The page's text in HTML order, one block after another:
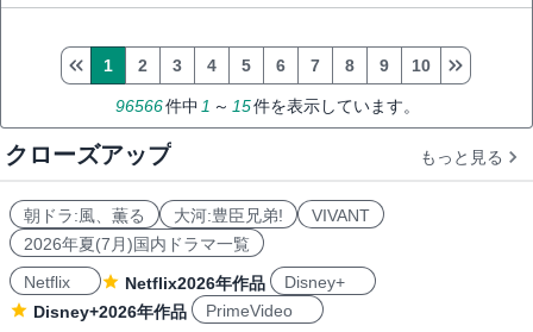
96566件中 1 ～ 15件を表示しています。
1 2 3 4 5 6 7 8 9 10
クローズアップ もっと見る
朝ドラ:風、薫る 大河:豊臣兄弟!
VIVANT
2026年夏(7月)国内ドラマ一覧
Netflix
Netflix2026年作品
Disney+
Disney+2026年作品
PrimeVideo